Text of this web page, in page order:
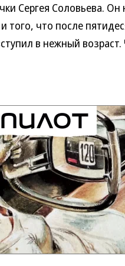
Сергея Соловьева. Он
того, что после
в нежный